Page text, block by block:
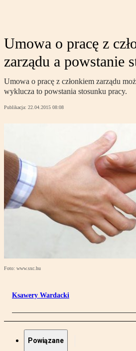
Umowa o pracę z
zarządu a powstanie
Umowa o pracę z członkiem zarządu
wyklucza to powstania stosunku pracy.
Publikacja: 22.04.2015 08:08
Foto: www.sxc.hu
Ksawery Wardacki
Powiązane